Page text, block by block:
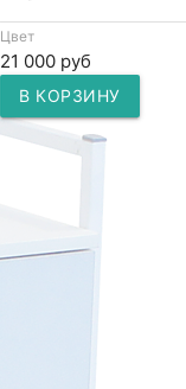
Цвет
21 000 руб